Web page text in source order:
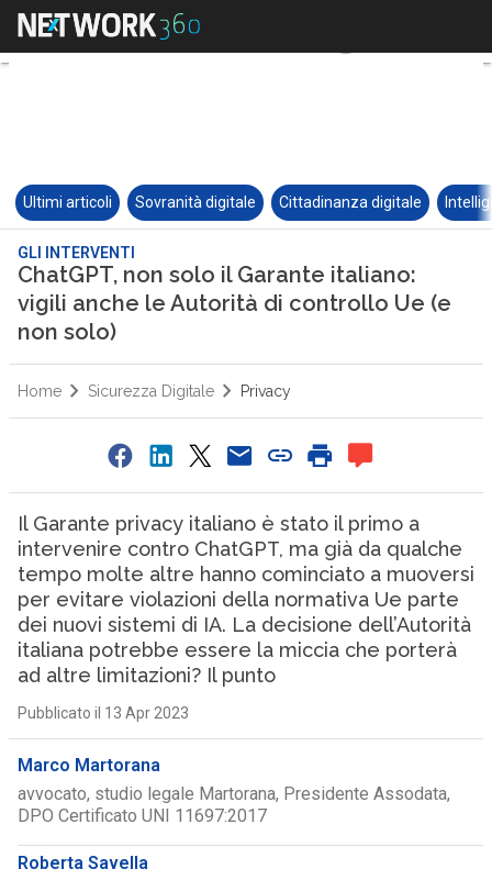
Ultimi articoli Sovranità digitale Cittadinanza digitale
GLI INTERVENTI
ChatGPT, non solo il Garante italiano:
vigili anche le Autorità di controllo Ue (e
non solo)
Home Sicurezza Digitale Privacy
Il Garante privacy italiano è stato il primo a
intervenire contro ChatGPT, ma già da qualche
tempo molte altre hanno cominciato a muoversi
per evitare violazioni della normativa Ue parte
dei nuovi sistemi di IA. La decisione dell’Autorità
italiana potrebbe essere la miccia che porterà
ad altre limitazioni? Il punto
Pubblicato il 13 Apr 2023
Marco Martorana
avvocato, studio legale Martorana, Presidente Assodata,
DPO Certificato UNI 11697:2017
Roberta Savella